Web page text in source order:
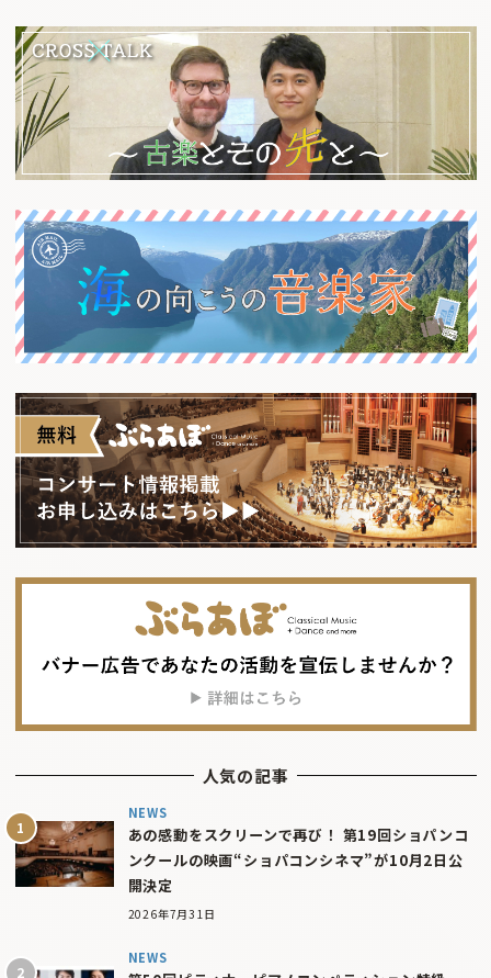
人気の記事
NEWS
あの感動をスクリーンで再び！ 第19回ショパンコ
ンクールの映画“ショパコンシネマ”が10月2日公
開決定
2026年7月31日
NEWS